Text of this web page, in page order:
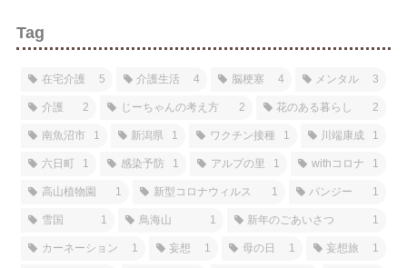
Tag
在宅介護 5 介護生活 4 脳梗塞 4 メンタル 3
介護 2 じーちゃんの考え方 2 花のある暮らし 2
南魚沼市 1 新潟県 1 ワクチン接種 1 川端康成 1
六日町 1 感染予防 1 アルプの里 1 withコロナ 1
高山植物園 1 新型コロナウィルス 1 パンジー 1
雪国 1 鳥海山 1 新年のごあいさつ 1
カーネーション 1 妄想 1 母の日 1 妄想旅 1